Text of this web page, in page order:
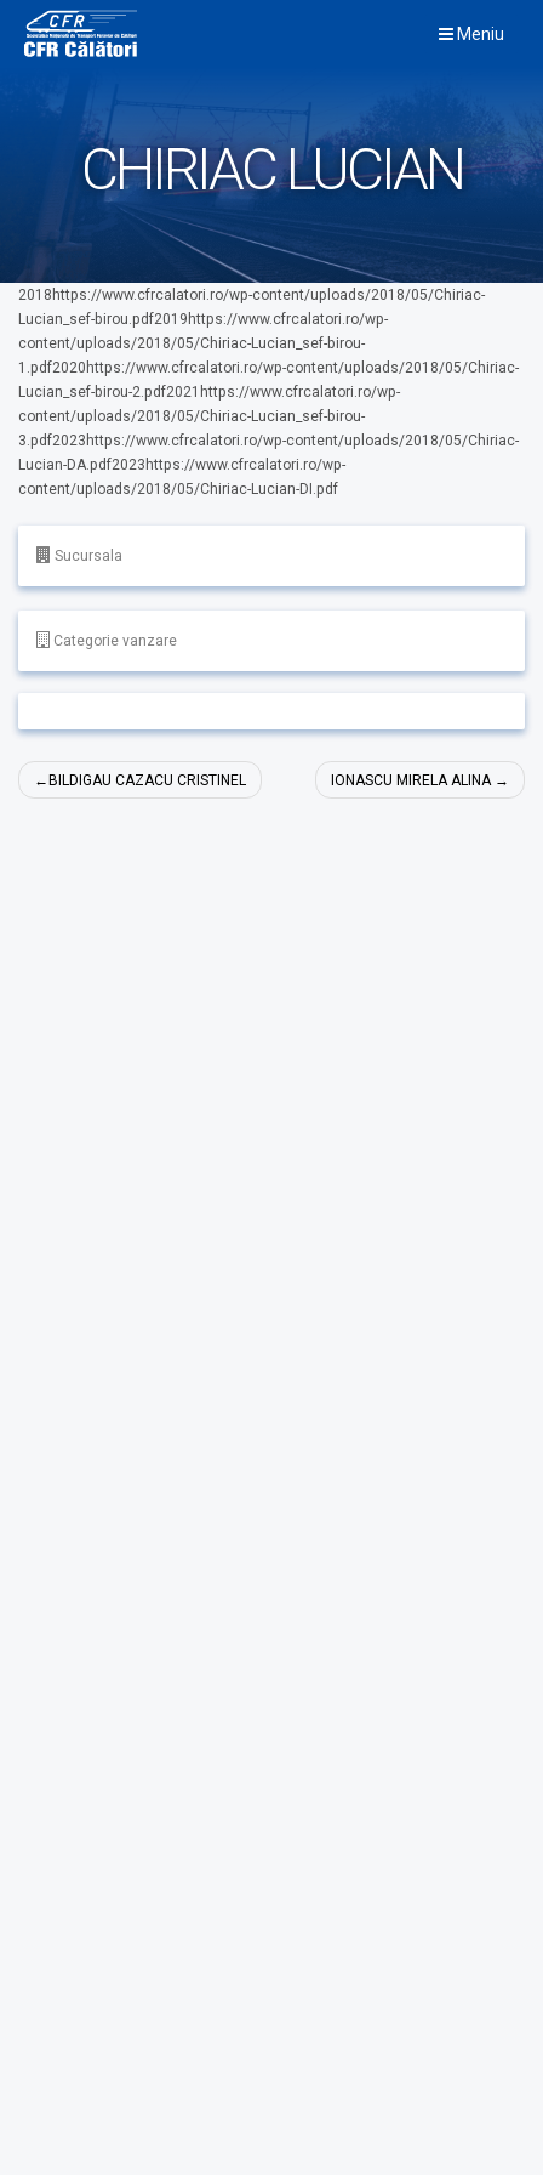
content
Meniu
CHIRIAC LUCIAN
2018https://www.cfrcalatori.ro/wp-content/uploads/2018/05/Chiriac-
Lucian_sef-birou.pdf2019https://www.cfrcalatori.ro/wp-
content/uploads/2018/05/Chiriac-Lucian_sef-birou-
1.pdf2020https://www.cfrcalatori.ro/wp-content/uploads/2018/05/Chiriac-
Lucian_sef-birou-2.pdf2021https://www.cfrcalatori.ro/wp-
content/uploads/2018/05/Chiriac-Lucian_sef-birou-
3.pdf2023https://www.cfrcalatori.ro/wp-content/uploads/2018/05/Chiriac-
Lucian-DA.pdf2023https://www.cfrcalatori.ro/wp-
content/uploads/2018/05/Chiriac-Lucian-DI.pdf
Sucursala
Categorie vanzare
Navigare
în
BILDIGAU CAZACU CRISTINEL IONASCU MIRELA ALINA